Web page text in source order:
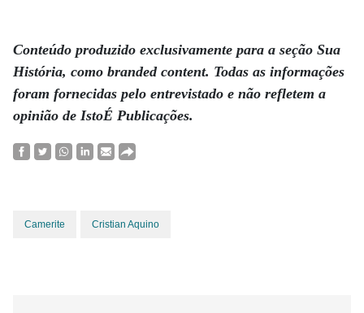
Conteúdo produzido exclusivamente para a seção Sua
História, como branded content. Todas as informações
foram fornecidas pelo entrevistado e não refletem a
opinião de IstoÉ Publicações.
Camerite Cristian Aquino